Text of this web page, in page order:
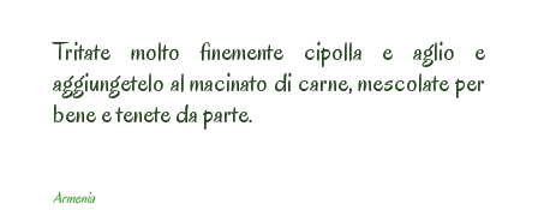
Tritate molto finemente cipolla e aglio e
aggiungetelo al macinato di carne, mescolate per
bene e tenete da parte.
Armenia